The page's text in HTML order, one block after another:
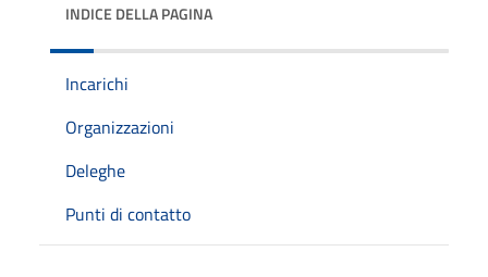
INDICE DELLA PAGINA
Incarichi
Organizzazioni
Deleghe
Punti di contatto